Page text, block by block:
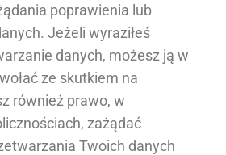
poprawienia lub
Jeżeli wyraziłeś
danych, możesz ją w
ze skutkiem na
również prawo, w
zażądać
Twoich danych